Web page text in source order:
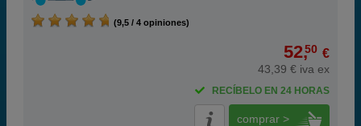
(9,5 / 4 opiniones)
52,50 €
43,39 € iva ex
RECÍBELO EN 24 HORAS
comprar >